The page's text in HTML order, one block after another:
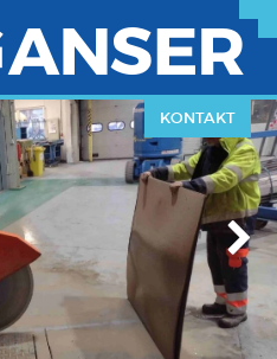
KONTAKT